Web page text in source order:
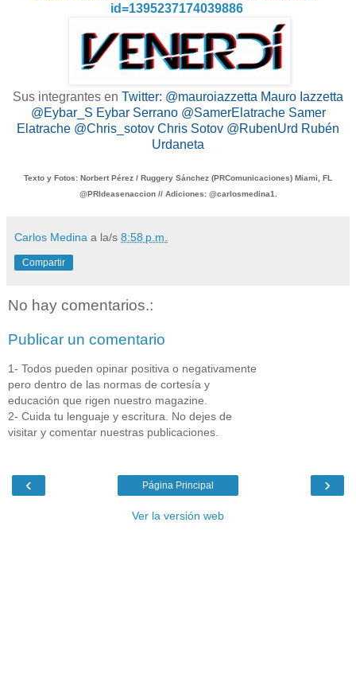
id=1395237174039886
Sus integrantes en Twitter: @mauroiazzetta Mauro Iazzetta
@Eybar_S Eybar Serrano @SamerElatrache Samer
Elatrache @Chris_sotov Chris Sotov @RubenUrd Rubén
Urdaneta
Texto y Fotos: Norbert Pérez / Ruggery Sánchez (PRComunicaciones) Miami, FL
@PRIdeasenaccion // Adiciones: @carlosmedina1.
Carlos Medina a la/s 8:58 p.m.
Compartir
No hay comentarios.:
Publicar un comentario
1- Todos pueden opinar positiva o negativamente
pero dentro de las normas de cortesía y
educación que rigen nuestro magazine.
2- Cuida tu lenguaje y escritura. No dejes de
visitar y comentar nuestras publicaciones.
‹ ›
Página Principal
Ver la versión web